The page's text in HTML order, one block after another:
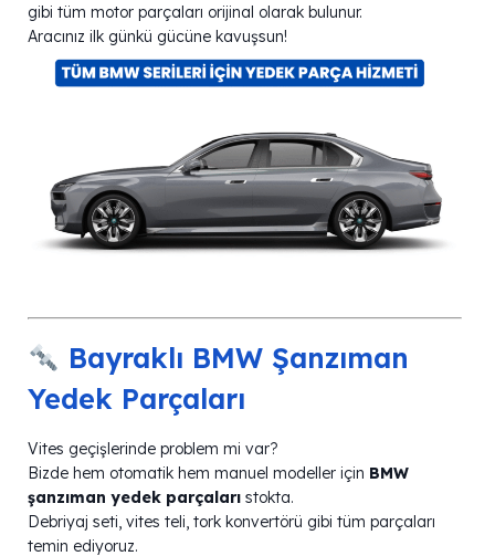
gibi tüm motor parçaları orijinal olarak bulunur.
Aracınız ilk günkü gücüne kavuşsun!
Bayraklı BMW Şanzıman
Yedek Parçaları
Vites geçişlerinde problem mi var?
Bizde hem otomatik hem manuel modeller için BMW
şanzıman yedek parçaları stokta.
Debriyaj seti, vites teli, tork konvertörü gibi tüm parçaları
temin ediyoruz.